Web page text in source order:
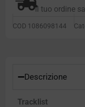
Il tuo ordine
COD 1086098144
Descrizione
Tracklist